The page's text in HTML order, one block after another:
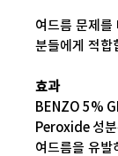
여드름 문제를
분들에게 적합
효과
BENZO 5%
Peroxide 성분
여드름을 유발